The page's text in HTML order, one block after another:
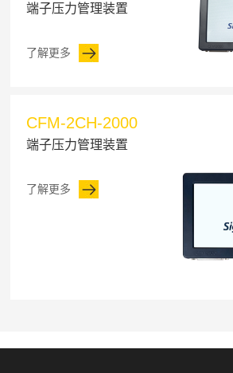
端子压力管理装置
了解更多
CFM-2CH-2000
端子压力管理装置
了解更多